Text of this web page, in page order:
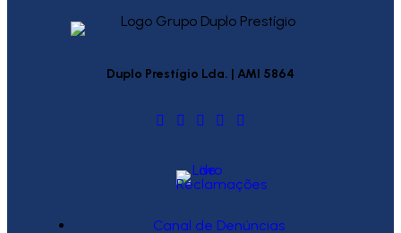
Duplo Prestígio Lda. | AMI 5864
Canal de Denúncias